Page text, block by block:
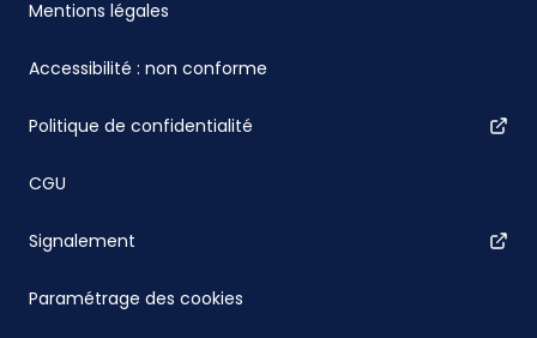
Mentions légales
Accessibilité : non conforme
Politique de confidentialité
CGU
Signalement
Paramétrage des cookies